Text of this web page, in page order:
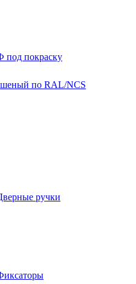
покраску
по RAL/NCS
ручки